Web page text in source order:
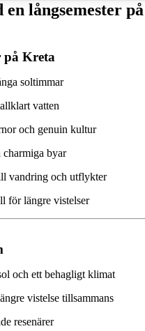
långsemester på
på Kreta
soltimmar
vatten
och genuin kultur
charmiga byar
vandring och utflykter
för längre vistelser
och ett behagligt klimat
vistelse tillsammans
resenärer